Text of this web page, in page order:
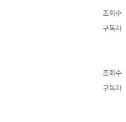
조회수
구독자
조회수
구독자